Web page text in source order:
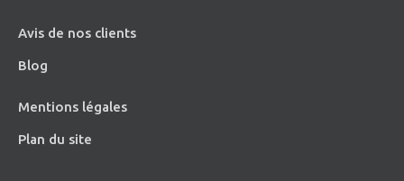
Avis de nos clients
Blog
Mentions légales
Plan du site